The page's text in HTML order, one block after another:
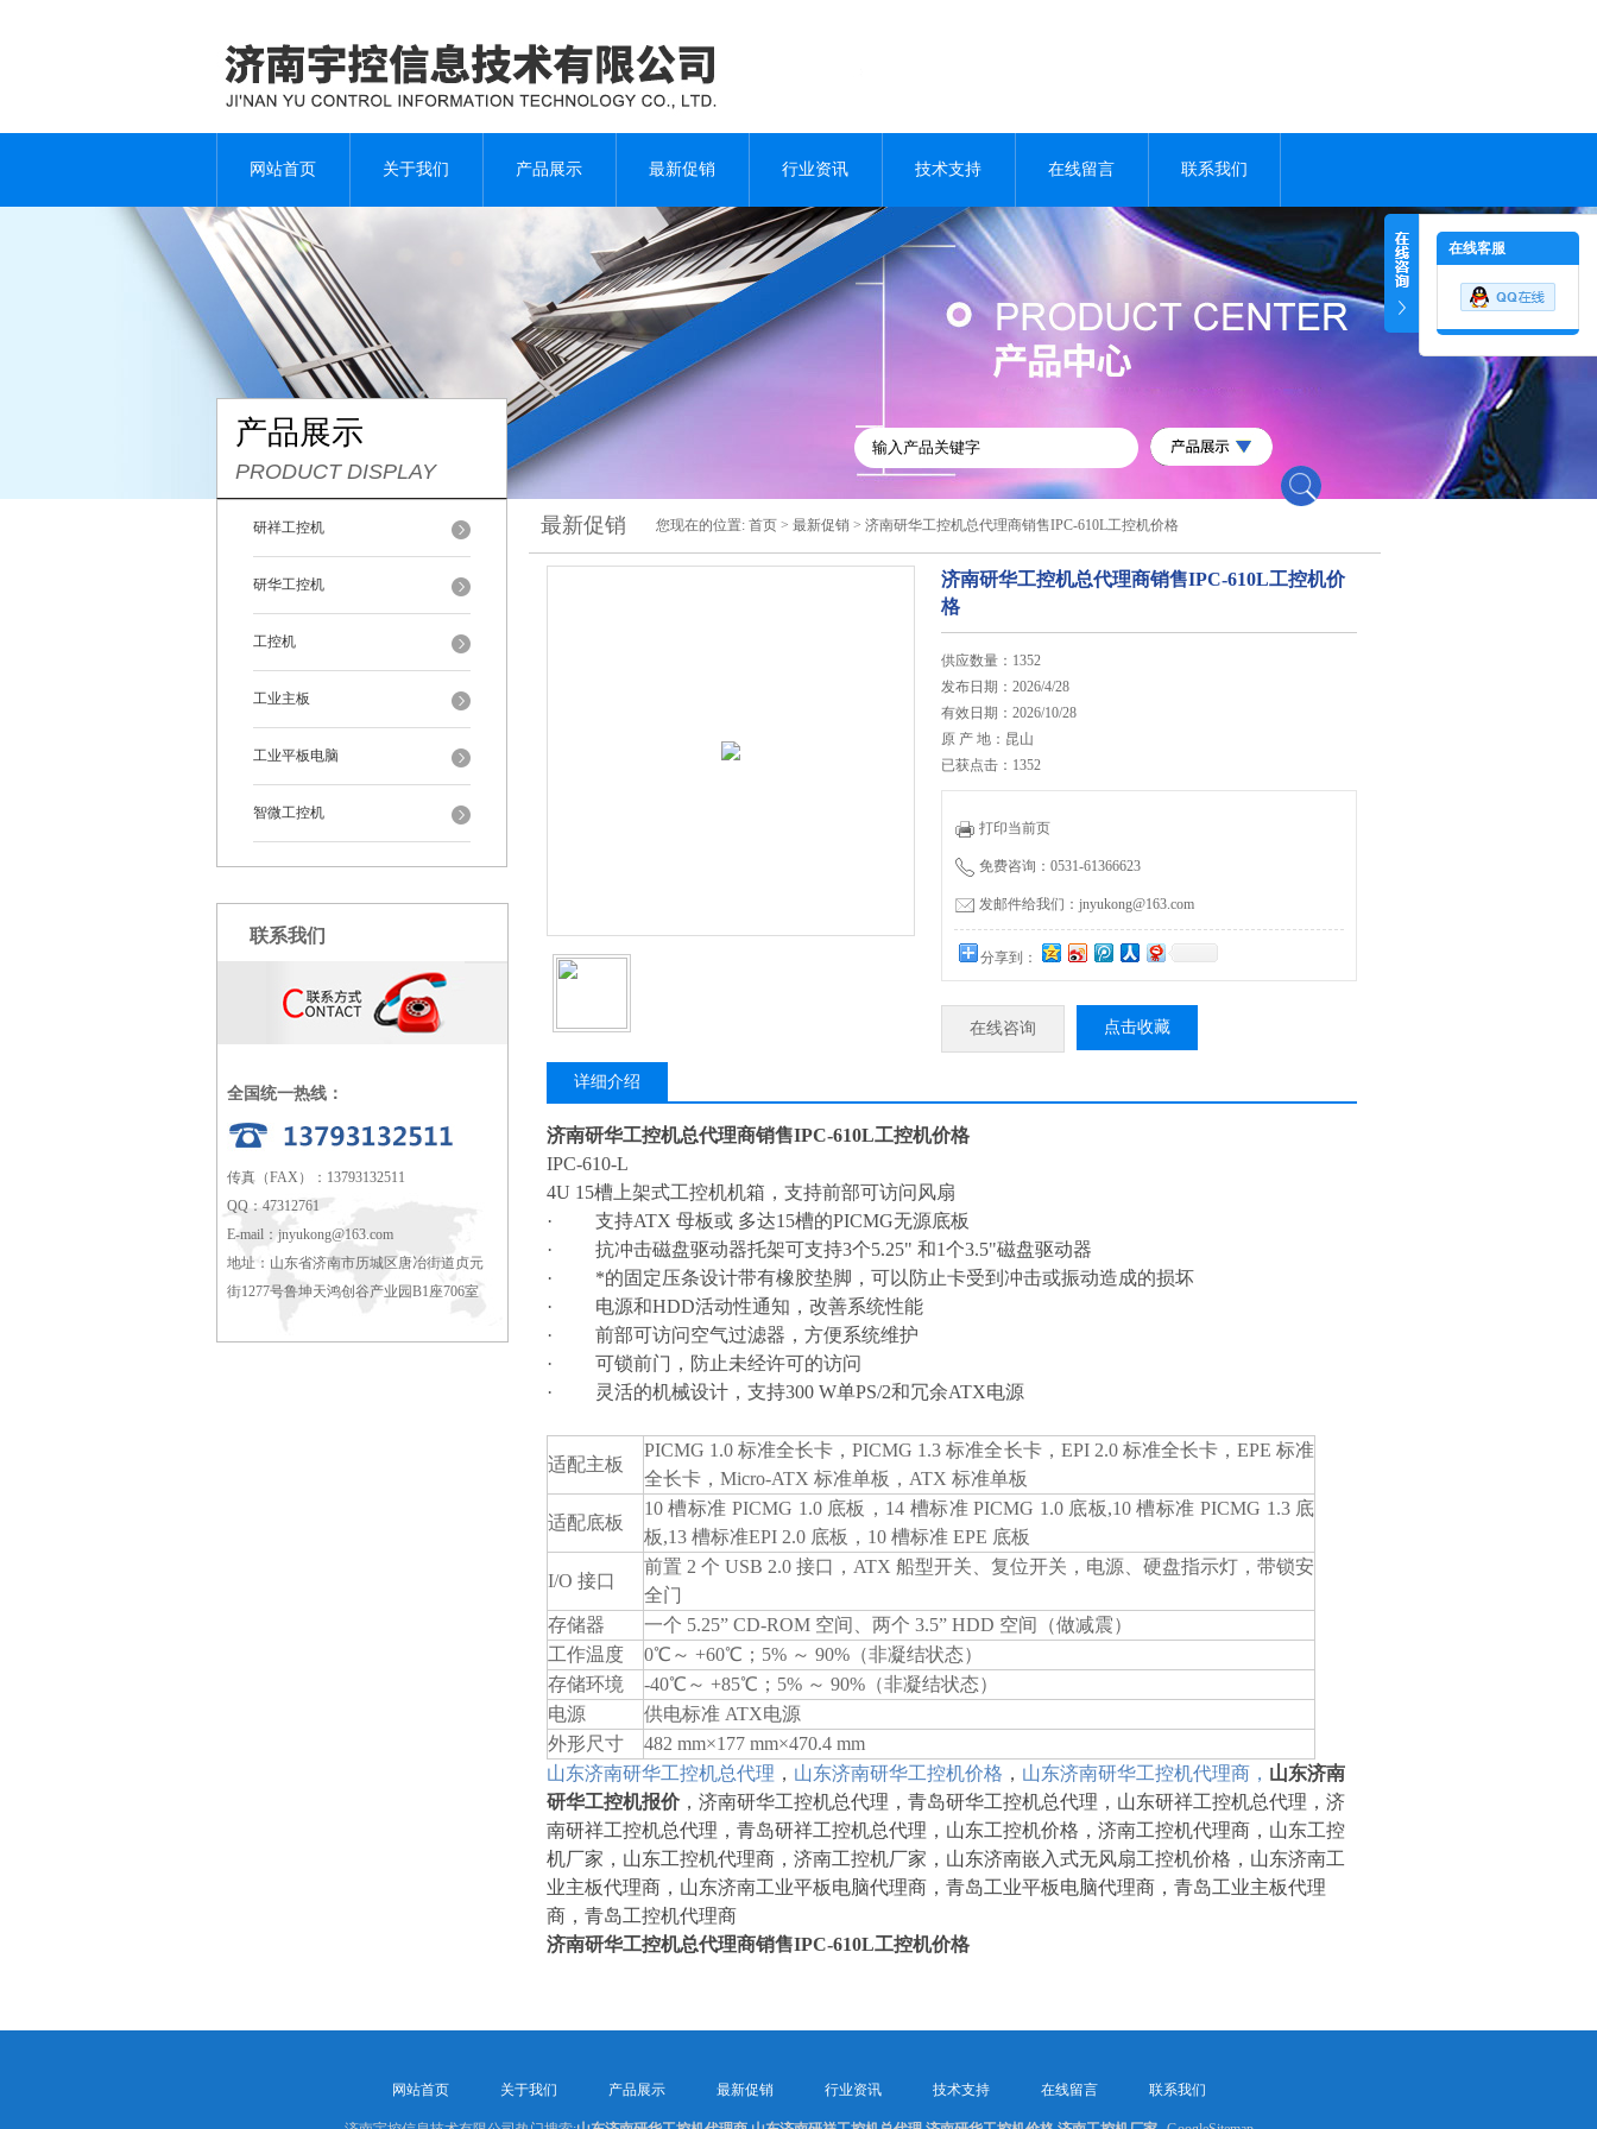
网站首页 关于我们 产品展示 最新促销 行业资讯 技术支持 在线留言 联系我们
产品展示
PRODUCT DISPLAY
研祥工控机
研华工控机
工控机
工业主板
工业平板电脑
智微工控机
联系我们
全国统一热线：
传真（FAX）：13793132511
QQ：47312761
E-mail： jnyukong@163.com
地址：山东省济南市历城区唐冶街道贞元
街1277号鲁坤天鸿创谷产业园B1座706室
最新促销 您现在的位置: 首页 > 最新促销 > 济南研华工控机总代理商销售IPC-610L工控机价格
济南研华工控机总代理商销售IPC-610L工控机价
格
供应数量：1352
发布日期：2026/4/28
有效日期：2026/10/28
原 产 地：昆山
已获点击：1352
打印当前页
免费咨询：0531-61366623
发邮件给我们：jnyukong@163.com
分享到：
在线咨询 点击收藏
详细介绍
济南研华工控机总代理商销售IPC-610L工控机价格
IPC-610-L
4U 15槽上架式工控机机箱，支持前部可访问风扇
· 支持ATX 母板或 多达15槽的PICMG无源底板
· 抗冲击磁盘驱动器托架可支持3个5.25" 和1个3.5"磁盘驱动器
· *的固定压条设计带有橡胶垫脚，可以防止卡受到冲击或振动造成的损坏
· 电源和HDD活动性通知，改善系统性能
· 前部可访问空气过滤器，方便系统维护
· 可锁前门，防止未经许可的访问
·
灵活的机械设计，支持300 W单PS/2和冗余ATX电源
适配主板
PICMG 1.0标准全长卡，PICMG 1.3 标准全长卡，EPI 2.0 标准全长卡，EPE 标准
全长卡，Micro-ATX 标准单板，ATX 标准单板
适配底板
10槽标准 PICMG 1.0 底板，14 槽标准 PICMG 1.0 底板,10 槽标准 PICMG 1.3 底
板,13 槽标准EPI 2.0 底板，10 槽标准 EPE 底板
I/O 接口
前置 2 个 USB 2.0 接口，ATX 船型开关、复位开关，电源、硬盘指示灯，带锁安
全门
存储器
一个 5.25” CD-ROM 空间、两个 3.5” HDD 空间（做减震）
工作温度
0℃ ～ +60℃ ；5% ～ 90%（非凝结状态）
存储环境
-40℃ ～ +85℃ ；5% ～ 90%（非凝结状态）
电源
供电标准 ATX电源
外形尺寸
482 mm×177 mm×470.4 mm
山东济南研华工控机总代理 ， 山东济南研华工控机价格 ， 山东济南研华工控机代理商， 山东济南
研华工控机报价，济南研华工控机总代理，青岛研华工控机总代理，山东研祥工控机总代理，济
南研祥工控机总代理，青岛研祥工控机总代理，山东工控机价格，济南工控机代理商，山东工控
机厂家，山东工控机代理商，济南工控机厂家，山东济南嵌入式无风扇工控机价格，山东济南工
业主板代理商，山东济南工业平板电脑代理商，青岛工业平板电脑代理商，青岛工业主板代理
商，青岛工控机代理商
济南研华工控机总代理商销售IPC-610L工控机价格
网站首页 关于我们 产品展示 最新促销 行业资讯 技术支持 在线留言 联系我们
在线客服